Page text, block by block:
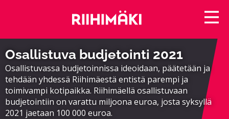
Osallistuva budjetointi 2021
Osallistuvassa budjetoinnissa ideoidaan, päätetään ja
tehdään yhdessä Riihimäestä entistä parempi ja
toimivampi kotipaikka. Riihimäellä osallistuvaan
budjetointiin on varattu miljoona euroa, josta syksyllä
2021 jaetaan 100 000 euroa.